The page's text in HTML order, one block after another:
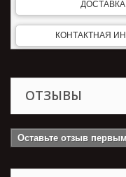
КОНТАКТНАЯ
ОТЗЫВЫ
Оставьте отзыв